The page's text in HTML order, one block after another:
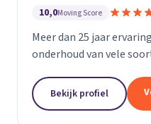
10,0Moving Score
Meer dan 25 jaar
onderhoud van vele soorten vloeren en het grondig
objecten zoals meubels
thuis...
Bekijk profiel